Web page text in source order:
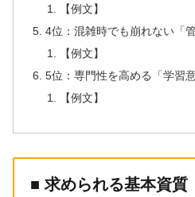
【例文】
4位：混雑時でも崩れない「管
【例文】
5位：専門性を高める「学習意
【例文】
■ 求められる基本資質